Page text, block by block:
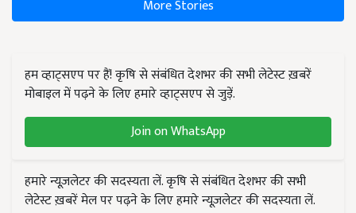
More Stories
हम व्हाट्सएप पर हैं! कृषि से संबंधित देशभर की सभी लेटेस्ट ख़बरें
मोबाइल में पढ़ने के लिए हमारे व्हाट्सएप से जुड़ें.
Join on WhatsApp
हमारे न्यूज़लेटर की सदस्यता लें. कृषि से संबंधित देशभर की सभी
लेटेस्ट ख़बरें मेल पर पढ़ने के लिए हमारे न्यूज़लेटर की सदस्यता लें.